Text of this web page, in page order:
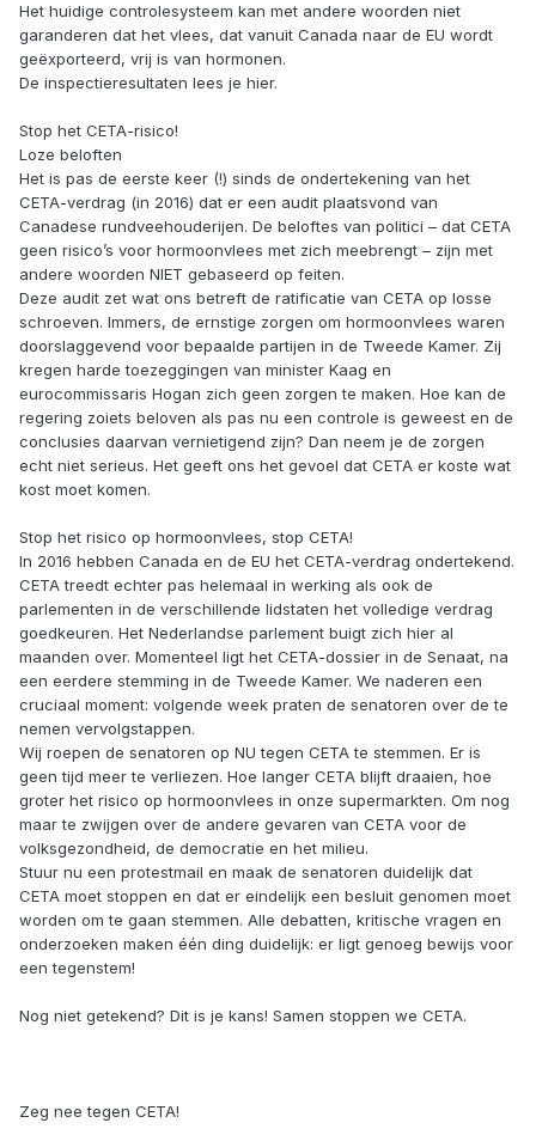
Het huidige controlesysteem kan met andere woorden niet
garanderen dat het vlees, dat vanuit Canada naar de EU wordt
geëxporteerd, vrij is van hormonen.
De inspectieresultaten lees je hier.
Stop het CETA-risico!
Loze beloften
Het is pas de eerste keer (!) sinds de ondertekening van het
CETA-verdrag (in 2016) dat er een audit plaatsvond van
Canadese rundveehouderijen. De beloftes van politici – dat CETA
geen risico’s voor hormoonvlees met zich meebrengt – zijn met
andere woorden NIET gebaseerd op feiten.
Deze audit zet wat ons betreft de ratificatie van CETA op losse
schroeven. Immers, de ernstige zorgen om hormoonvlees waren
doorslaggevend voor bepaalde partijen in de Tweede Kamer. Zij
kregen harde toezeggingen van minister Kaag en
eurocommissaris Hogan zich geen zorgen te maken. Hoe kan de
regering zoiets beloven als pas nu een controle is geweest en de
conclusies daarvan vernietigend zijn? Dan neem je de zorgen
echt niet serieus. Het geeft ons het gevoel dat CETA er koste wat
kost moet komen.
Stop het risico op hormoonvlees, stop CETA!
In 2016 hebben Canada en de EU het CETA-verdrag ondertekend.
CETA treedt echter pas helemaal in werking als ook de
parlementen in de verschillende lidstaten het volledige verdrag
goedkeuren. Het Nederlandse parlement buigt zich hier al
maanden over. Momenteel ligt het CETA-dossier in de Senaat, na
een eerdere stemming in de Tweede Kamer. We naderen een
cruciaal moment: volgende week praten de senatoren over de te
nemen vervolgstappen.
Wij roepen de senatoren op NU tegen CETA te stemmen. Er is
geen tijd meer te verliezen. Hoe langer CETA blijft draaien, hoe
groter het risico op hormoonvlees in onze supermarkten. Om nog
maar te zwijgen over de andere gevaren van CETA voor de
volksgezondheid, de democratie en het milieu.
Stuur nu een protestmail en maak de senatoren duidelijk dat
CETA moet stoppen en dat er eindelijk een besluit genomen moet
worden om te gaan stemmen. Alle debatten, kritische vragen en
onderzoeken maken één ding duidelijk: er ligt genoeg bewijs voor
een tegenstem!
Nog niet getekend? Dit is je kans! Samen stoppen we CETA.
Zeg nee tegen CETA!